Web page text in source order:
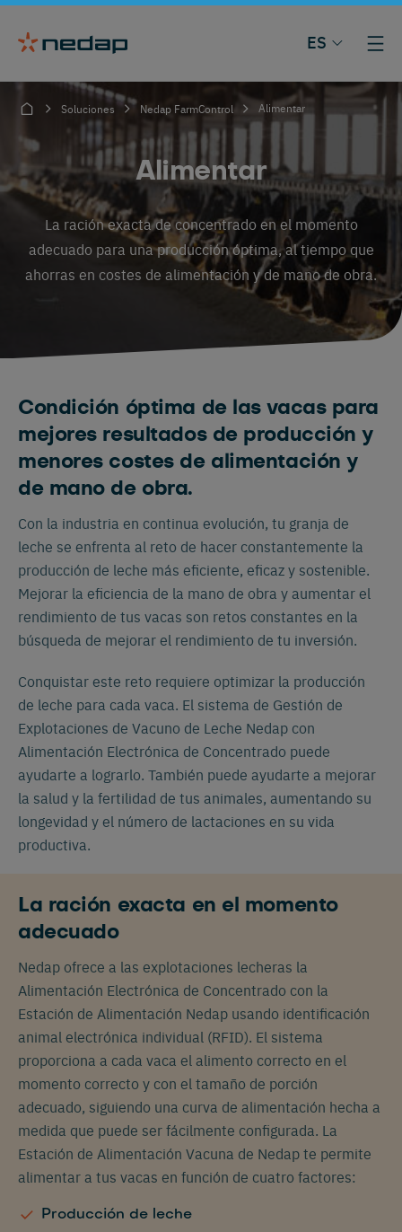
ES
Soluciones Nedap FarmControl Alimentar
Alimentar
La ración exacta de concentrado en el momento
adecuado para una producción óptima, al tiempo que
ahorras en costes de alimentación y de mano de obra.
Condición óptima de las vacas para
mejores resultados de producción y
menores costes de alimentación y
de mano de obra.
Con la industria en continua evolución, tu granja de
leche se enfrenta al reto de hacer constantemente la
producción de leche más eficiente, eficaz y sostenible.
Mejorar la eficiencia de la mano de obra y aumentar el
rendimiento de tus vacas son retos constantes en la
búsqueda de mejorar el rendimiento de tu inversión.
Conquistar este reto requiere optimizar la producción
de leche para cada vaca. El sistema de Gestión de
Explotaciones de Vacuno de Leche Nedap con
Alimentación Electrónica de Concentrado puede
ayudarte a lograrlo. También puede ayudarte a mejorar
la salud y la fertilidad de tus animales, aumentando su
longevidad y el número de lactaciones en su vida
productiva.
La ración exacta en el momento
adecuado
Nedap ofrece a las explotaciones lecheras la
Alimentación Electrónica de Concentrado con la
Estación de Alimentación Nedap usando identificación
animal electrónica individual (RFID). El sistema
proporciona a cada vaca el alimento correcto en el
momento correcto y con el tamaño de porción
adecuado, siguiendo una curva de alimentación hecha a
medida que puede ser fácilmente configurada. La
Estación de Alimentación Vacuna de Nedap te permite
alimentar a tus vacas en función de cuatro factores:
Producción de leche